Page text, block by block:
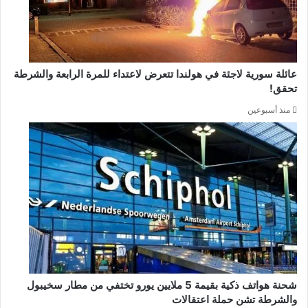
عائلة سورية لاجئة في هولندا تتعرض لاعتداء للمرة الرابعة والشرطة
تحقق!
منذ أسبوعين
شحنة هواتف ذكية بقيمة 5 ملايين يورو تختفي من مطار سخيبول
والشرطة تشن حملة اعتقالات